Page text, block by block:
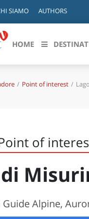
SIAMO AUTHORS
HOME
Point of interest
of
Guide Alpine,